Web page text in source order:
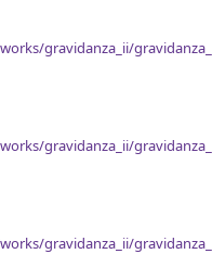
gravidanza_ii/
gravidanza_ii/
gravidanza_ii/